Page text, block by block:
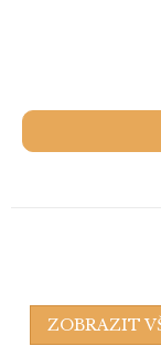
ZOBRAZIT